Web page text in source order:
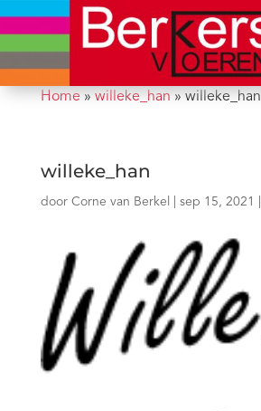
Home» willeke_han » willeke_han
willeke_han
door Corne van Berkel sep 15, 2021